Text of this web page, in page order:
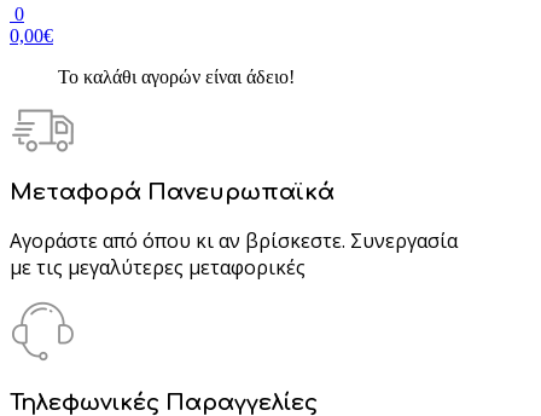
0
0,00€
Το καλάθι αγορών είναι άδειο!
Μεταφορά Πανευρωπαϊκά
Αγοράστε από όπου κι αν βρίσκεστε. Συνεργασία
με τις μεγαλύτερες μεταφορικές
Τηλεφωνικές Παραγγελίες